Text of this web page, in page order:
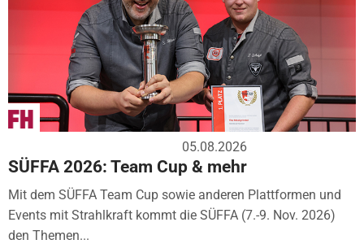
05.08.2026
SÜFFA 2026: Team Cup & mehr
Mit dem SÜFFA Team Cup sowie anderen Plattformen und
Events mit Strahlkraft kommt die SÜFFA (7.-9. Nov. 2026)
den Themen...